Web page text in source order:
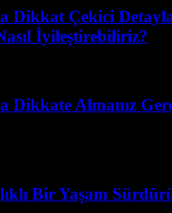
Dikkat Çekici
İyileştirebiliriz?
Dikkate Almanız
Bir Yaşam